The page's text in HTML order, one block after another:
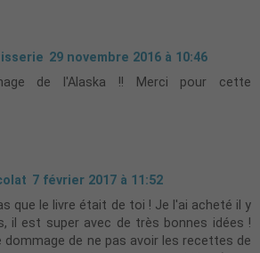
29 novembre 2016 à 10:46
de l'Alaska !! Merci pour cette
7 février 2017 à 11:52
que le livre était de toi ! Je l'ai acheté il y
il est super avec de très bonnes idées !
dommage de ne pas avoir les recettes de